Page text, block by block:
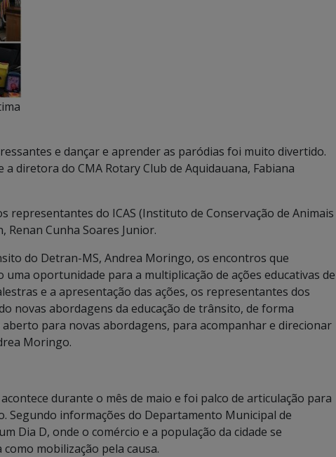
e dançar e aprender as paródias foi muito divertido.
a diretora do CMA Rotary Club de Aquidauana, Fabiana
representantes do ICAS (Instituto de Conservação de Animais
Renan Cunha Soares Junior.
do Detran-MS, Andrea Moringo, os encontros que
oportunidade para a multiplicação de ações educativas de
e a apresentação das ações, os representantes dos
novas abordagens da educação de trânsito, de forma
para novas abordagens, para acompanhar e direcionar
Moringo.
durante o mês de maio e foi palco de articulação para
Segundo informações do Departamento Municipal de
Dia D, onde o comércio e a população da cidade se
mobilização pela causa.